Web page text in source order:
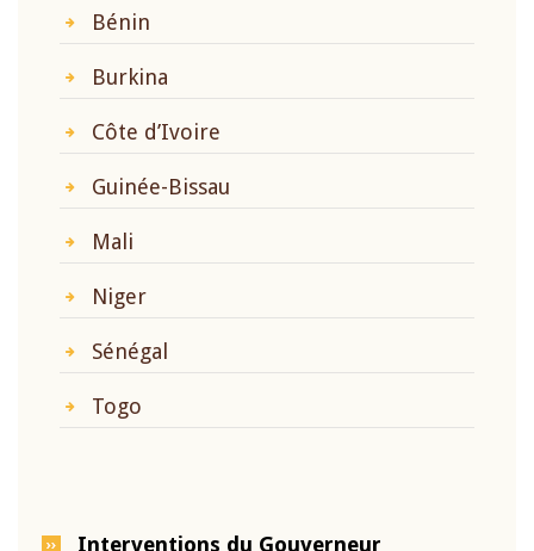
Bénin
Burkina
Côte d’Ivoire
Guinée-Bissau
Mali
Niger
Sénégal
Togo
Interventions du Gouverneur